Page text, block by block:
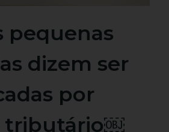
pequenas
dizem ser
por
tributário￼